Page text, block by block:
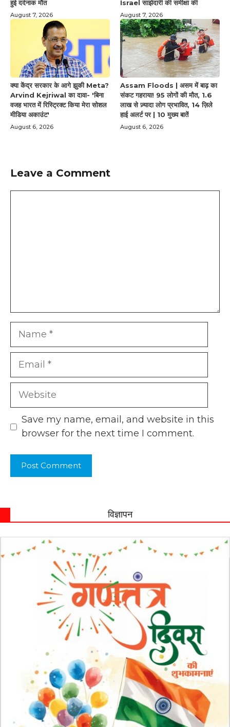
हुई दर्दनाक मौत
August 7, 2026
Israel साझेदारी की समीक्षा की
August 7, 2026
क्या केंद्र सरकार के आगे झुकी Meta?
Arvind Kejriwal का दावा- 'बिना
वजह भारत में रिस्ट्रिक्ट किया मेरा सोशल
मीडिया अकाउंट'
August 6, 2026
Assam Floods | असम में बाढ़ का
संकट गहराया! 95 लोगों की मौत, 1.6
लाख से ज़्यादा लोग प्रभावित, 14 ज़िले
हाई अलर्ट पर | 10 मुख्य बातें
August 6, 2026
Leave a Comment
Name
Email
Website
Save my name, email, and website in this
browser for the next time I comment.
विज्ञापन